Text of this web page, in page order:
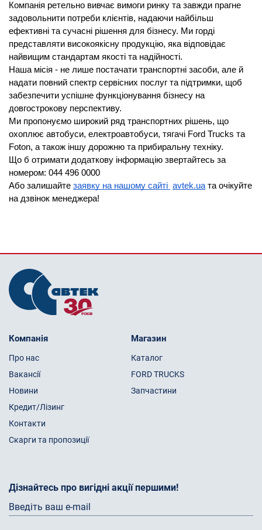
Компанія ретельно вивчає вимоги ринку та завжди прагне
задовольнити потреби клієнтів, надаючи найбільш
ефективні та сучасні рішення для бізнесу. Ми горді
представляти високоякісну продукцію, яка відповідає
найвищим стандартам якості та надійності.
Наша місія - не лише постачати транспортні засоби, але й
надати повний спектр сервісних послуг та підтримки, щоб
забезпечити успішне функціонування бізнесу на
довгострокову перспективу.
Ми пропонуємо широкий ряд транспортних рішень, що
охоплює автобуси, електроавтобуси, тягачі Ford Trucks та
Foton, а також іншу дорожню та прибиральну техніку.
Що б отримати додаткову інформацію звертайтесь за
номером: 044 496 0000
Або залишайте заявку на нашому сайті avtek.ua та очікуйте
на дзвінок менеджера!
Компанія
Про нас
Вакансії
Новини
Кредит/Лізинг
Контакти
Скарги та пропозиції
Магазин
Каталог
FORD TRUCKS
Запчастини
Дізнайтесь про вигідні акції першими!